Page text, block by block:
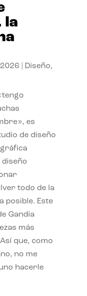
la
Diseño,
es
de diseño
diseño
todo de la
posible. Este
Gandia
más
que, como
no me
hacerle